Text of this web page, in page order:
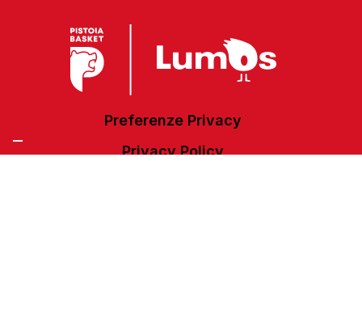
Preferenze Privacy
Privacy Policy